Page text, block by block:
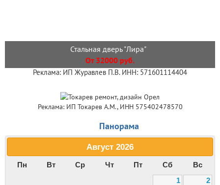
Стальная дверь "Лира"
От 32000 руб.
Реклама: ИП Журавлев П.В. ИНН: 571601114404
Реклама: ИП Токарев А.М., ИНН 575402478570
Панорама
Август 2026
Пн Вт Ср Чт Пт Сб
Вс
1
2